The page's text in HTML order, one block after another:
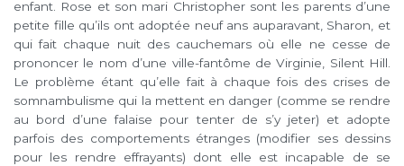
enfant. Rose et son mari Christopher sont les parents d’une
petite fille qu’ils ont adoptée neuf ans auparavant, Sharon, et
qui fait chaque nuit des cauchemars où elle ne cesse de
prononcer le nom d’une ville-fantôme de Virginie, Silent Hill.
Le problème étant qu’elle fait à chaque fois des crises de
somnambulisme qui la mettent en danger (comme se rendre
au bord d’une falaise pour tenter de s’y jeter) et adopte
parfois des comportements étranges (modifier ses dessins
pour les rendre effrayants) dont elle est incapable de se